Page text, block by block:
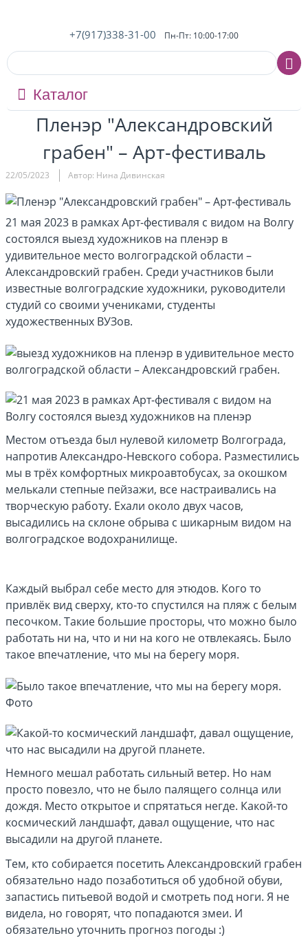
+7(917)338-31-00 Пн-Пт: 10:00-17:00
Каталог
Пленэр "Александровский
грабен" – Арт-фестиваль
22/05/2023 Автор: Нина Дивинская
21 мая 2023 в рамках Арт-фестиваля с видом на Волгу
состоялся выезд художников на пленэр в
удивительное место волгоградской области –
Александровский грабен. Среди участников были
известные волгоградские художники, руководители
студий со своими учениками, студенты
художественных ВУЗов.
Местом отъезда был нулевой километр Волгограда,
напротив Александро-Невского собора. Разместились
мы в трёх комфортных микроавтобусах, за окошком
мелькали степные пейзажи, все настраивались на
творческую работу. Ехали около двух часов,
высадились на склоне обрыва с шикарным видом на
волгоградское водохранилище.
Каждый выбрал себе место для этюдов. Кого то
привлёк вид сверху, кто-то спустился на пляж с белым
песочком. Такие большие просторы, что можно было
работать ни на, что и ни на кого не отвлекаясь. Было
такое впечатление, что мы на берегу моря.
Немного мешал работать сильный ветер. Но нам
просто повезло, что не было палящего солнца или
дождя. Место открытое и спрятаться негде. Какой-то
космический ландшафт, давал ощущение, что нас
высадили на другой планете.
Тем, кто собирается посетить Александровский грабен
обязательно надо позаботиться об удобной обуви,
запастись питьевой водой и смотреть под ноги. Я не
видела, но говорят, что попадаются змеи. И
обязательно уточнить прогноз погоды :)